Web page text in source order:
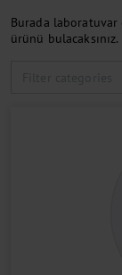
Burada
ürünü